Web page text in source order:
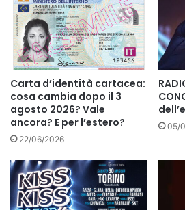
Carta d’identità cartacea:
cosa cambia dopo il 3
agosto 2026? Vale
ancora? E per l’estero?
22/06/2026
05/